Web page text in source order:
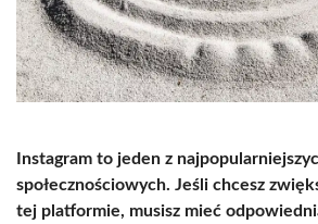
Instagram to jeden z
społecznościowych. Jeśli chcesz
tej platformie, musisz mieć